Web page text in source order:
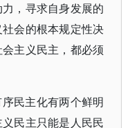
，寻求自身发展的
会的根本规定性决
主义民主，都必须
民主化有两个鲜明
民主只能是人民民